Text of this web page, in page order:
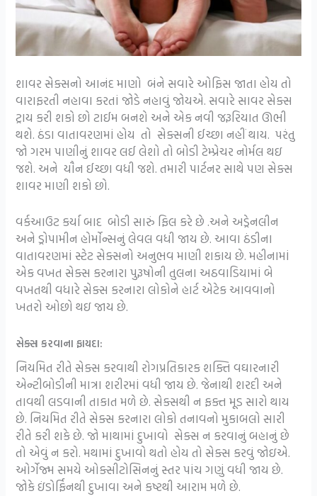
શાવર સેક્સનો આનંદ માણો બંને સવારે ઓફિસ જાતા હોય તો
વારાફરતી નહાવા કરતાં જોડે નહાવું જોયએ. સવારે સાવર સેક્સ
ટ્રાય કરી શકો છો ટાઈમ બનશે અને એક નવી જરૂરિયાત ઊભી
થશે. ઠંડા વાતાવરણમાં હોય તો સેક્સની ઈચ્છા નહીં થાય. પરંતુ
જો ગરમ પાણીનું શાવર લઈ લેશો તો બોડી ટેમ્પ્રેચર નોર્મલ થઇ
જશે. અને યૌન ઈચ્છા વધી જશે. તમારી પાર્ટનર સાથે પણ સેક્સ
શાવર માણી શકો છો.
વર્કઆઉટ કર્યા બાદ બોડી સારું ફિલ કરે છે .અને અડ્રેનલીન
અને ડ્રોપામીન હોર્મોન્સનું લેવલ વધી જાય છે. આવા ઠંડીના
વાતાવરણમાં સ્ટેટ સેક્સનો અનુભવ માણી શકાય છે. મહીનામાં
એક વખત સેક્સ કરનારા પુરૂષોની તુલના અઠવાડિયામાં બે
વખતથી વધારે સેક્સ કરનારા લોકોને હાર્ટ એટેક આવવાનો
ખતરો ઓછો થઇ જાય છે.
સેક્સ કરવાના ફાયદા:
નિયમિત રીતે સેક્સ કરવાથી રોગપ્રતિકારક શક્તિ વઘારનારી
એન્ટીબોડીની માત્રા શરીરમાં વધી જાય છે. જેનાથી શરદી અને
તાવથી લડવાની તાકાત મળે છે. સેક્સથી ન ફક્ત મૂડ સારો થાય
છે. નિયમિત રીતે સેક્સ કરનારા લોકો તનાવનો મુકાબલો સારી
રીતે કરી શકે છે. જો માથામાં દુખાવો સેક્સ ન કરવાનું બહાનું છે
તો એવું ન કરો. મથામાં દુખાવો થતો હોય તો સેક્સ કરવું જોઇએ.
ઓર્ગેજ્મ સમયે ઓક્સીટોસિનનું સ્તર પાંચ ગણું વધી જાય છે.
જોકે ઇંડોર્ફિનથી દુખાવા અને કષ્ટથી આરામ મળે છે.